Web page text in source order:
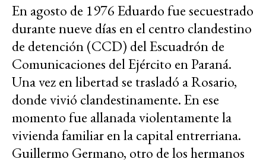
En agosto de 1976 Eduardo fue secuestrado
durante nueve días en el centro clandestino
de detención (CCD) del Escuadrón de
Comunicaciones del Ejército en Paraná.
Una vez en libertad se trasladó a Rosario,
donde vivió clandestinamente. En ese
momento fue allanada violentamente la
vivienda familiar en la capital entrerriana.
Guillermo Germano, otro de los hermanos